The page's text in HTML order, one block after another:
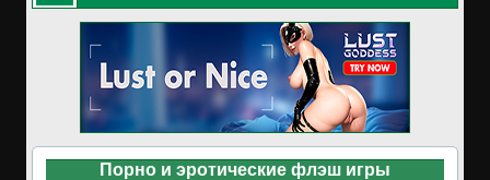
Порно и эротические флэш игры